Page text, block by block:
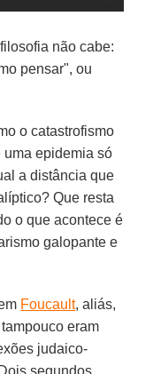
não cabe:
pensar", ou
o catastrofismo
uma epidemia só
a distância que
Que resta
o que acontece é
galopante e
Foucault, aliás,
eram
judaico-
Dois segundos